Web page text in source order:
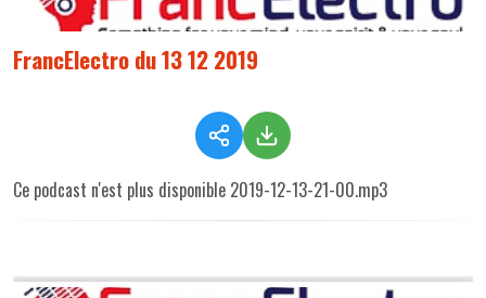
FrancElectro du 13 12 2019
Ce podcast n'est plus disponible 2019-12-13-21-00.mp3